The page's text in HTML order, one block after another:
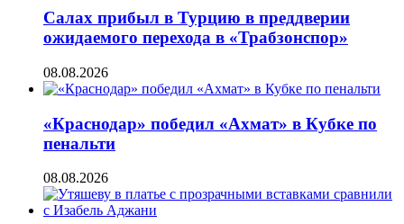
Салах прибыл в Турцию в преддверии
ожидаемого перехода в «Трабзонспор»
08.08.2026
«Краснодар» победил «Ахмат» в Кубке по
пенальти
08.08.2026